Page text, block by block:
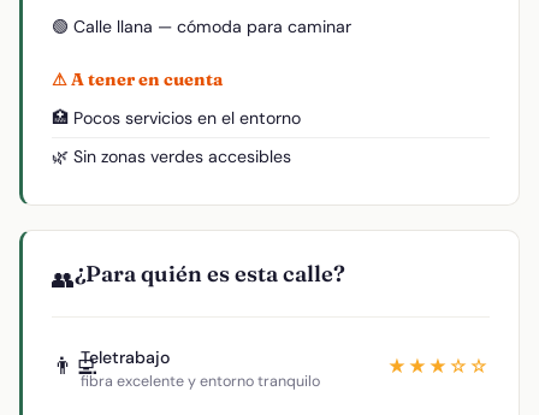
🟢 Calle llana — cómoda para caminar
⚠ A tener en cuenta
🏥 Pocos servicios en el entorno
🌿 Sin zonas verdes accesibles
👥¿Para quién es esta calle?
👨‍💻Teletrabajo
fibra excelente y entorno tranquilo
★★★☆☆